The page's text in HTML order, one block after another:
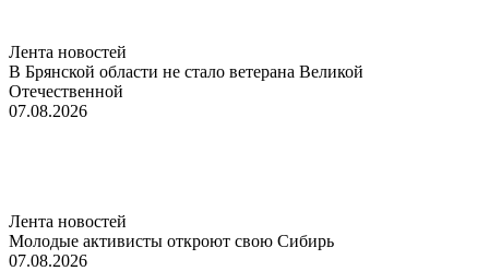
Лента новостей
В Брянской области не стало ветерана Великой
Отечественной
07.08.2026
Лента новостей
Молодые активисты откроют свою Сибирь
07.08.2026